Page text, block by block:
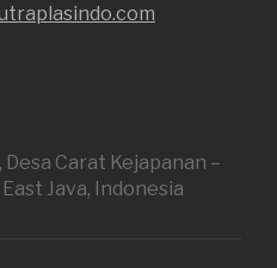
Desa Carat Kejapanan –
Java, Indonesia